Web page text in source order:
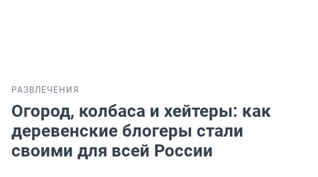
РАЗВЛЕЧЕНИЯ
Огород, колбаса и хейтеры: как
деревенские блогеры стали
своими для всей России